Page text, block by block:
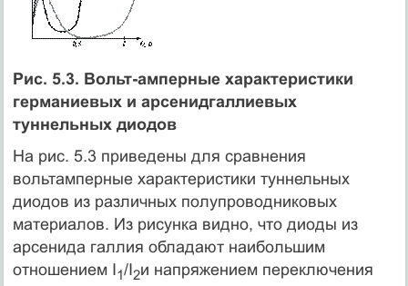
Рис. 5.3. Вольт-амперные характеристики
германиевых и арсенидгаллиевых
туннельных диодов
На рис. 5.3 приведены для сравнения
вольтамперные характеристики туннельных
диодов из различных полупроводниковых
материалов. Из рисунка видно, что диоды из
арсенида галлия обладают наибольшим
отношением I1/I2и напряжением переключения